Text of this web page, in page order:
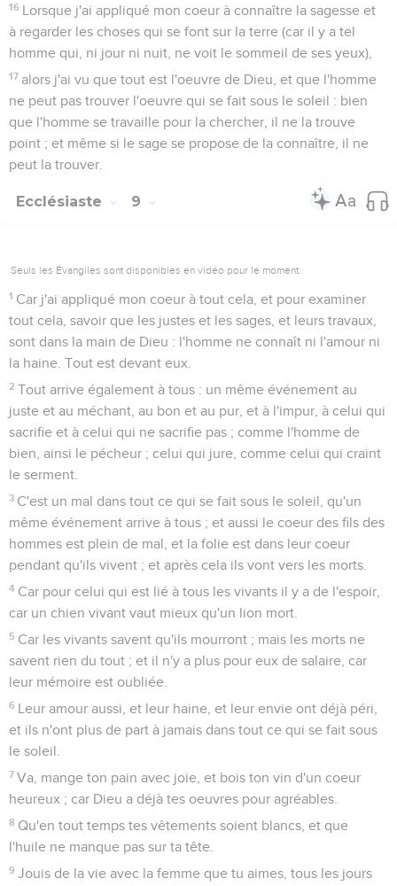
16 Lorsque j'ai appliqué mon coeur à connaître la sagesse et
à regarder les choses qui se font sur la terre (car il y a tel
homme qui, ni jour ni nuit, ne voit le sommeil de ses yeux),
17 alors j'ai vu que tout est l'oeuvre de Dieu, et que l'homme
ne peut pas trouver l'oeuvre qui se fait sous le soleil : bien
que l'homme se travaille pour la chercher, il ne la trouve
point ; et même si le sage se propose de la connaître, il ne
peut la trouver.
Ecclésiaste 9
Seuls les Évangiles sont disponibles en vidéo pour le moment.
1 Car j'ai appliqué mon coeur à tout cela, et pour examiner
tout cela, savoir que les justes et les sages, et leurs travaux,
sont dans la main de Dieu : l'homme ne connaît ni l'amour ni
la haine. Tout est devant eux.
2 Tout arrive également à tous : un même événement au
juste et au méchant, au bon et au pur, et à l'impur, à celui qui
sacrifie et à celui qui ne sacrifie pas ; comme l'homme de
bien, ainsi le pécheur ; celui qui jure, comme celui qui craint
le serment.
3 C'est un mal dans tout ce qui se fait sous le soleil, qu'un
même événement arrive à tous ; et aussi le coeur des fils des
hommes est plein de mal, et la folie est dans leur coeur
pendant qu'ils vivent ; et après cela ils vont vers les morts.
4 Car pour celui qui est lié à tous les vivants il y a de l'espoir,
car un chien vivant vaut mieux qu'un lion mort.
5 Car les vivants savent qu'ils mourront ; mais les morts ne
savent rien du tout ; et il n'y a plus pour eux de salaire, car
leur mémoire est oubliée.
6 Leur amour aussi, et leur haine, et leur envie ont déjà péri,
et ils n'ont plus de part à jamais dans tout ce qui se fait sous
le soleil.
7 Va, mange ton pain avec joie, et bois ton vin d'un coeur
heureux ; car Dieu a déjà tes oeuvres pour agréables.
8 Qu'en tout temps tes vêtements soient blancs, et que
l'huile ne manque pas sur ta tête.
9 Jouis de la vie avec la femme que tu aimes, tous les jours